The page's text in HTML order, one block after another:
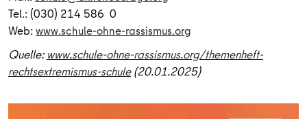
Tel.: (030) 214 586 0
Web:www.schule-ohne-rassismus.org
Quelle: www.schule-ohne-rassismus.org/themenheft-
rechtsextremismus-schule(20.01.2025)